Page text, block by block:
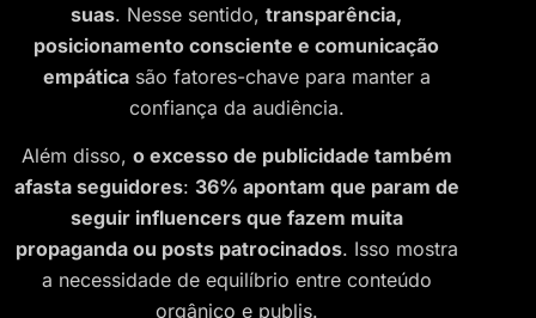
suas. Nesse sentido, transparência,
posicionamento consciente e comunicação
empáticasão fatores-chave para manter a
confiança da audiência.
Além disso, o excesso de publicidade também
afasta seguidores: 36% apontam que param de
seguir influencers que fazem muita
propaganda ou posts patrocinados. Isso mostra
a necessidade de equilíbrio entre conteúdo
orgânico e publis.